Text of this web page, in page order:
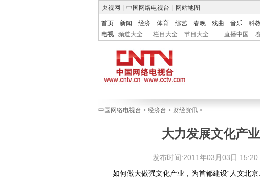
央视网 中国网络电视台 网站地图
首页 新闻 经济 体育 综艺 春晚 戏曲 音乐 科
电视
频道大全 栏目大全 节目大全 直播中国
中国网络电视台 > 经济台 > 财经资讯 >
大力发展文化产
发布时间:2011年03月03日 15:20
如何做大做强文化产业，为首都建设“人文北京